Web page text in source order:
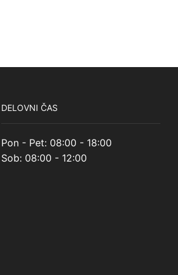
DELOVNI ČAS
Pon - Pet: 08:00 - 18:00
Sob: 08:00 - 12:00